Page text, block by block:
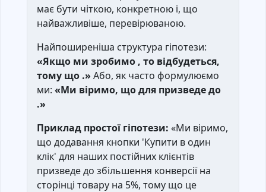
має бути чіткою, конкретною і, що
найважливіше, перевірюваною.
Найпоширеніша структура гіпотези:
«Якщо ми зробимо , то відбудеться,
тому що .» Або, як часто формулюємо
ми: «Ми віримо, що для призведе до
.»
Приклад простої гіпотези: «Ми віримо,
що додавання кнопки 'Купити в один
клік' для наших постійних клієнтів
призведе до збільшення конверсії на
сторінці товару на 5%, тому що це